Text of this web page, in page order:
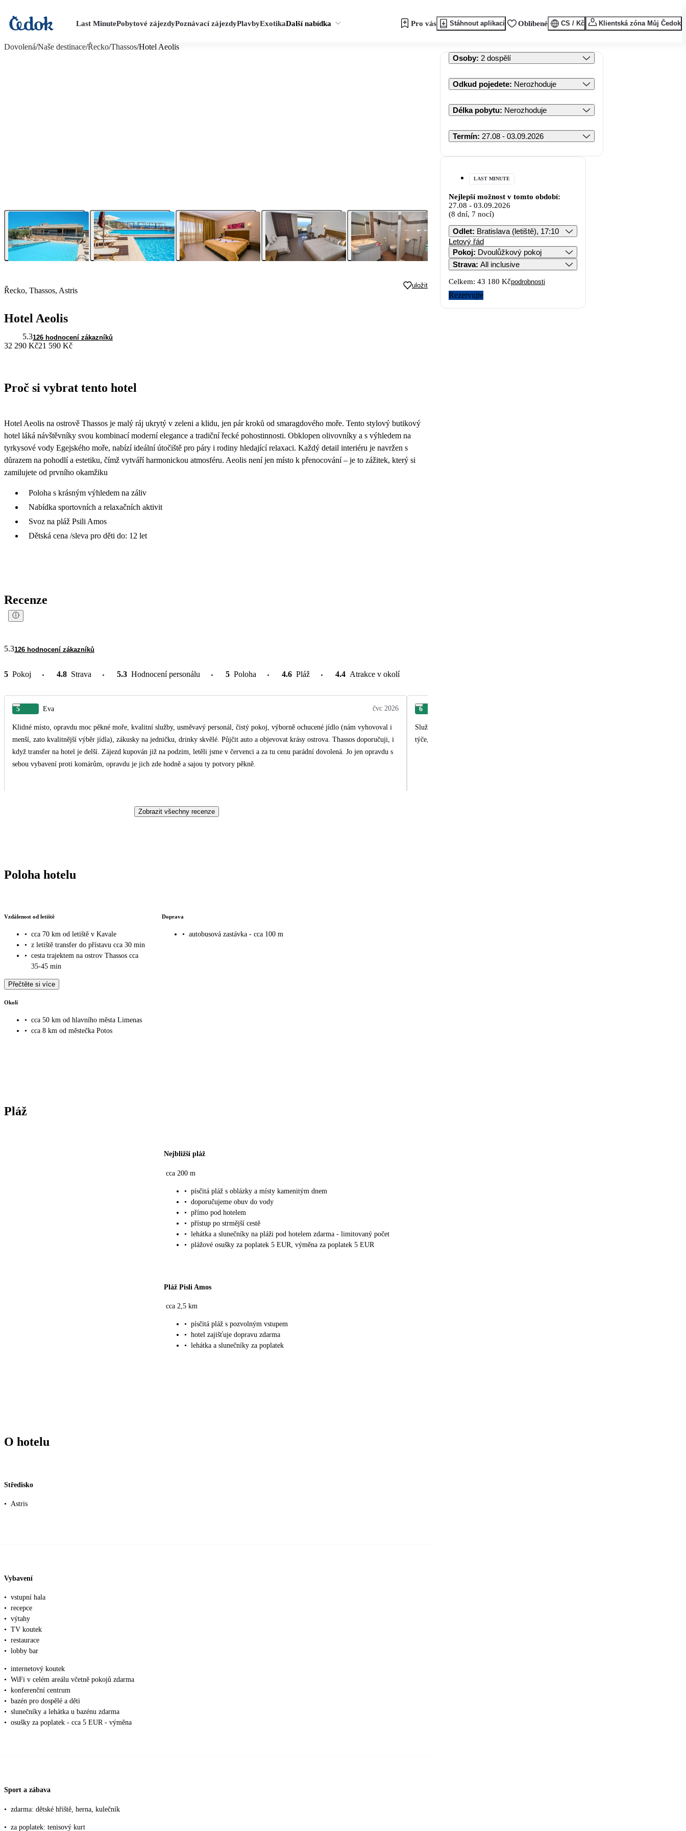
Last MinutePobytové zájezdyPoznávací zájezdyPlavbyExotikaDalší nabídka Pro vás Stáhnout aplikaci Oblíbené CS / Kč Klientská zóna Můj Čedok
Dovolená/Naše destinace/Řecko/Thassos/Hotel Aeolis
Řecko, Thassos, Astris
uložit
Hotel Aeolis
5.3126 hodnocení zákazníků
32 290 Kč21 590 Kč
Proč si vybrat tento hotel
Hotel Aeolis na ostrově Thassos je malý ráj ukrytý v zeleni a klidu, jen pár kroků od smaragdového moře. Tento stylový butikový
hotel láká návštěvníky svou kombinací moderní elegance a tradiční řecké pohostinnosti. Obklopen olivovníky a s výhledem na
tyrkysové vody Egejského moře, nabízí ideální útočiště pro páry i rodiny hledající relaxaci. Každý detail interiéru je navržen s
důrazem na pohodlí a estetiku, čímž vytváří harmonickou atmosféru. Aeolis není jen místo k přenocování – je to zážitek, který si
zamilujete od prvního okamžiku
Poloha s krásným výhledem na záliv
Nabídka sportovních a relaxačních aktivit
Svoz na pláž Psili Amos
Dětská cena /sleva pro děti do: 12 let
Recenze
5.3126 hodnocení zákazníků
5 Pokoj 4.8 Strava 5.3 Hodnocení personálu 5 Poloha 4.6 Pláž 4.4 Atrakce v okolí
5 Eva čvc 2026
Klidné místo, opravdu moc pěkné moře, kvalitní služby, usměvavý personál, čistý pokoj, výborně ochucené jídlo (nám vyhovoval i
menší, zato kvalitnější výběr jídla), zákusky na jedničku, drinky skvělé. Půjčit auto a objevovat krásy ostrova. Thassos doporučuji, i
když transfer na hotel je delší. Zájezd kupován již na podzim, letěli jsme v červenci a za tu cenu parádní dovolená. Jo jen opravdu s
sebou vybavení proti komárům, opravdu je jich zde hodně a sajou ty potvory pěkně.
6
Služby CK byly na vysoké úrovni, vše probíhalo hladce. Hotel se nachází v překrásném
týče, výběr nebyl velký, ale vždy se dalo vybrat a vše bylo výborné.
Zobrazit všechny recenze
Poloha hotelu
Vzdálenost od letiště
• cca 70 km od letiště v Kavale
• z letiště transfer do přístavu cca 30 min
• cesta trajektem na ostrov Thassos cca
35-45 min
Přečtěte si více
Doprava
• autobusová zastávka - cca 100 m
Okolí
• cca 50 km od hlavního města Limenas
• cca 8 km od městečka Potos
Pláž
Nejbližší pláž
cca 200 m
• písčitá pláž s oblázky a místy kamenitým dnem
• doporučujeme obuv do vody
• přímo pod hotelem
• přístup po strmější cestě
• lehátka a slunečníky na pláži pod hotelem zdarma - limitovaný počet
• plážové osušky za poplatek 5 EUR, výměna za poplatek 5 EUR
Pláž Pisli Amos
cca 2,5 km
• písčitá pláž s pozvolným vstupem
• hotel zajišťuje dopravu zdarma
• lehátka a slunečníky za poplatek
O hotelu
Středisko
• Astris
Vybavení
• vstupní hala
• recepce
• výtahy
• TV koutek
• restaurace
• lobby bar
• internetový koutek
• WiFi v celém areálu včetně pokojů zdarma
• konferenční centrum
• bazén pro dospělé a děti
• slunečníky a lehátka u bazénu zdarma
• osušky za poplatek - cca 5 EUR - výměna
Sport a zábava
• zdarma: dětské hřiště, herna, kulečník
• za poplatek: tenisový kurt
Osoby: 2 dospělí
Odkud pojedete: Nerozhoduje
Délka pobytu: Nerozhoduje
Termín: 27.08 - 03.09.2026
LAST MINUTE
Nejlepší možnost v tomto období:
27.08 - 03.09.2026
(8 dní, 7 nocí)
Odlet: Bratislava (letiště), 17:10
Letový řád
Pokoj: Dvoulůžkový pokoj
Strava: All inclusive
Celkem: 43 180 Kčpodrobnosti
Rezervujte